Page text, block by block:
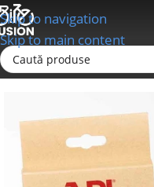
Skip to navigation
Skip to main content
Prima pagină